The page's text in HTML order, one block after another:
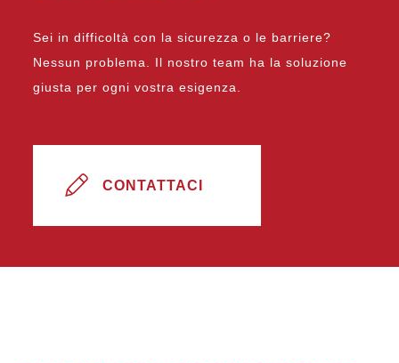
Sei in difficoltà con la sicurezza o le barriere?
Nessun problema. Il nostro team ha la soluzione
giusta per ogni vostra esigenza.
CONTATTACI